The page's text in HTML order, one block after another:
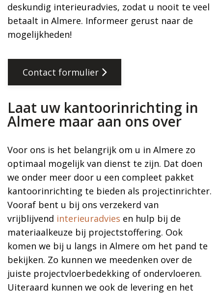
deskundig interieuradvies, zodat u nooit te veel
betaalt in Almere. Informeer gerust naar de
mogelijkheden!
Contact formulier
Laat uw kantoorinrichting in
Almere maar aan ons over
Voor ons is het belangrijk om u in Almere zo
optimaal mogelijk van dienst te zijn. Dat doen
we onder meer door u een compleet pakket
kantoorinrichting te bieden als projectinrichter.
Vooraf bent u bij ons verzekerd van
vrijblijvend interieuradvies en hulp bij de
materiaalkeuze bij projectstoffering. Ook
komen we bij u langs in Almere om het pand te
bekijken. Zo kunnen we meedenken over de
juiste projectvloerbedekking of ondervloeren.
Uiteraard kunnen we ook de levering en het